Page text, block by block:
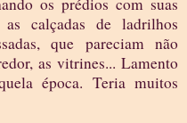
calçadas de ladrilhos
que pareciam não
as vitrines... Lamento
época. Teria muitos